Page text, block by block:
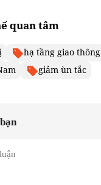
quan tâm
hạ tầng giao thông
giảm ùn tắc